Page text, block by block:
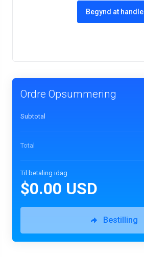
Begynd at handle
Ordre Opsummering
Subtotal
Total
Til betaling idag
$0.00 USD
Bestilling